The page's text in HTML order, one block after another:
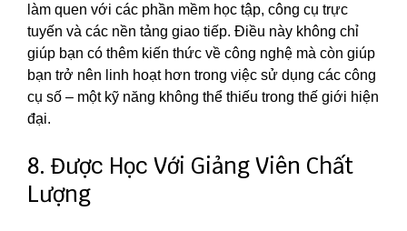
làm quen với các phần mềm học tập, công cụ trực
tuyến và các nền tảng giao tiếp. Điều này không chỉ
giúp bạn có thêm kiến thức về công nghệ mà còn giúp
bạn trở nên linh hoạt hơn trong việc sử dụng các công
cụ số – một kỹ năng không thể thiếu trong thế giới hiện
đại.
8. Được Học Với Giảng Viên Chất
Lượng